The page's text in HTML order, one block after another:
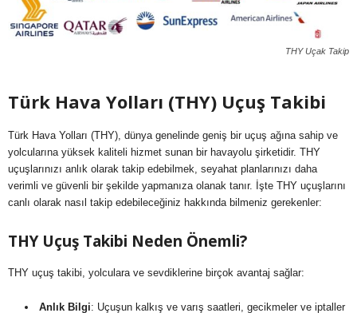
THY Uçak Takip
Türk Hava Yolları (THY) Uçuş Takibi
Türk Hava Yolları (THY), dünya genelinde geniş bir uçuş ağına sahip ve
yolcularına yüksek kaliteli hizmet sunan bir havayolu şirketidir. THY
uçuşlarınızı anlık olarak takip edebilmek, seyahat planlarınızı daha
verimli ve güvenli bir şekilde yapmanıza olanak tanır. İşte THY uçuşlarını
canlı olarak nasıl takip edebileceğiniz hakkında bilmeniz gerekenler:
THY Uçuş Takibi Neden Önemli?
THY uçuş takibi, yolculara ve sevdiklerine birçok avantaj sağlar:
Anlık Bilgi: Uçuşun kalkış ve varış saatleri, gecikmeler ve iptaller